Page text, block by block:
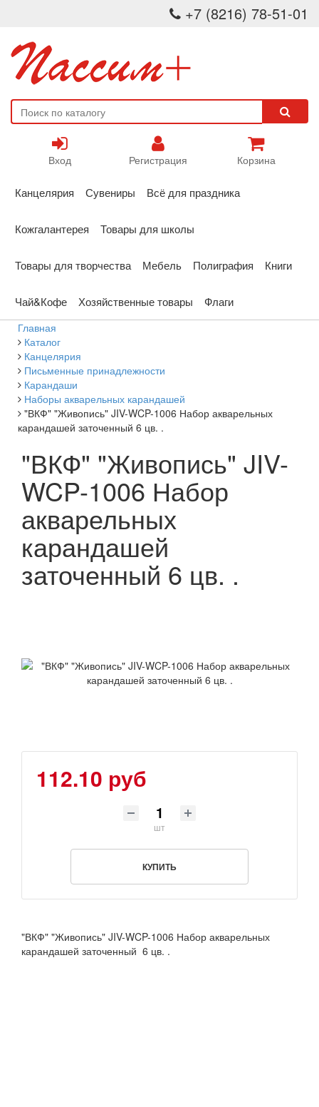
+7 (8216) 78-51-01
Вход Регистрация Корзина
Канцелярия Сувениры Всё для праздника
Кожгалантерея Товары для школы
Товары для творчества Мебель Полиграфия Книги
Чай&Кофе Хозяйственные товары Флаги
Главная
Каталог
Канцелярия
Письменные принадлежности
Карандаши
Наборы акварельных карандашей
"ВКФ" "Живопись" JIV-WCP-1006 Набор акварельных
карандашей заточенный 6 цв. .
"ВКФ" "Живопись" JIV-
WCP-1006 Набор
акварельных
карандашей
заточенный 6 цв. .
112.10 руб
шт
КУПИТЬ
"ВКФ" "Живопись" JIV-WCP-1006 Набор акварельных
карандашей заточенный 6 цв. .